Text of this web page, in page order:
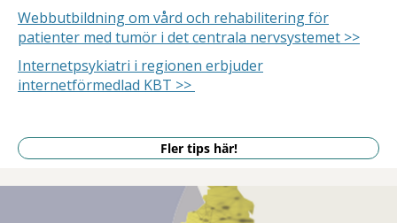
Webbutbildning om vård och rehabilitering för
patienter med tumör i det centrala nervsystemet >>
Internetpsykiatri i regionen erbjuder
internetförmedlad KBT >>
Fler tips här!